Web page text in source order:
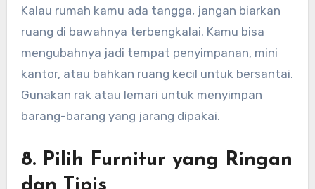
Kalau rumah kamu ada tangga, jangan biarkan
ruang di bawahnya terbengkalai. Kamu bisa
mengubahnya jadi tempat penyimpanan, mini
kantor, atau bahkan ruang kecil untuk bersantai.
Gunakan rak atau lemari untuk menyimpan
barang-barang yang jarang dipakai.
8. Pilih Furnitur yang Ringan